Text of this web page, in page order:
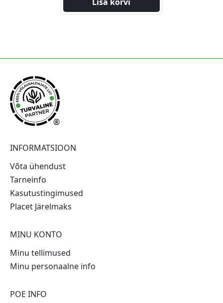
®
INFORMATSIOON
Võta ühendust
Tarneinfo
Kasutustingimused
Placet Järelmaks
MINU KONTO
Minu tellimused
Minu personaalne info
POE INFO